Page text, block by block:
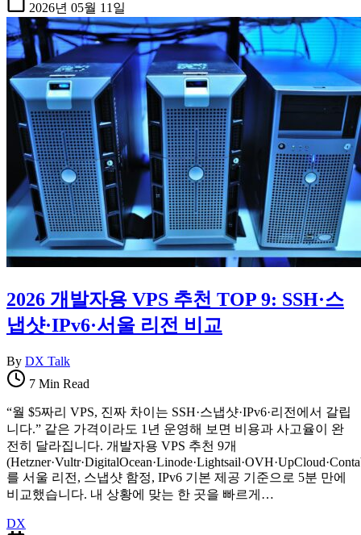
2026년 05월 11일
2026 개발자용 VPS 추천 TOP 9: SSH·스
냅샷·IPv6·서울 리전 비교
By DX Talk
7 Min Read
“월 $5짜리 VPS, 진짜 차이는 SSH·스냅샷·IPv6·리전에서 갈립
니다.” 같은 가격이라도 1년 운영해 보면 비용과 사고율이 완
전히 달라집니다. 개발자용 VPS 추천 9개
를 서울 리전, 스냅샷 함정, IPv6 기본 제공 기준으로 5분 만에
비교했습니다. 내 상황에 맞는 한 곳을 빠르게…
DX